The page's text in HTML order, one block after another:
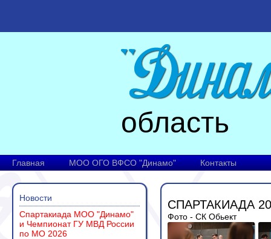
область
Главная МОО ОГО ВФСО "Динамо" Контакты
Новости
Спартакиада МОО "Динамо"
и Чемпионат ГУ МВД России
по МО 2026
СПАРТАКИАДА
Фото - СК Обьект